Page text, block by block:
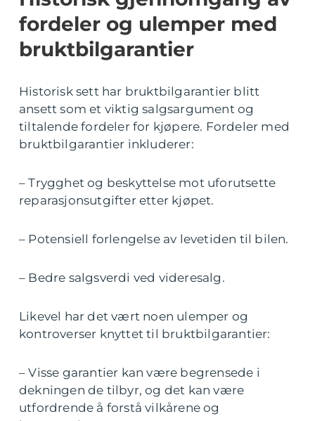
fordeler og ulemper med
bruktbilgarantier
Historisk sett har bruktbilgarantier blitt
ansett som et viktig salgsargument og
tiltalende fordeler for kjøpere. Fordeler med
bruktbilgarantier inkluderer:
– Trygghet og beskyttelse mot uforutsette
reparasjonsutgifter etter kjøpet.
– Potensiell forlengelse av levetiden til bilen.
– Bedre salgsverdi ved videresalg.
Likevel har det vært noen ulemper og
kontroverser knyttet til bruktbilgarantier:
– Visse garantier kan være begrensede i
dekningen de tilbyr, og det kan være
utfordrende å forstå vilkårene og